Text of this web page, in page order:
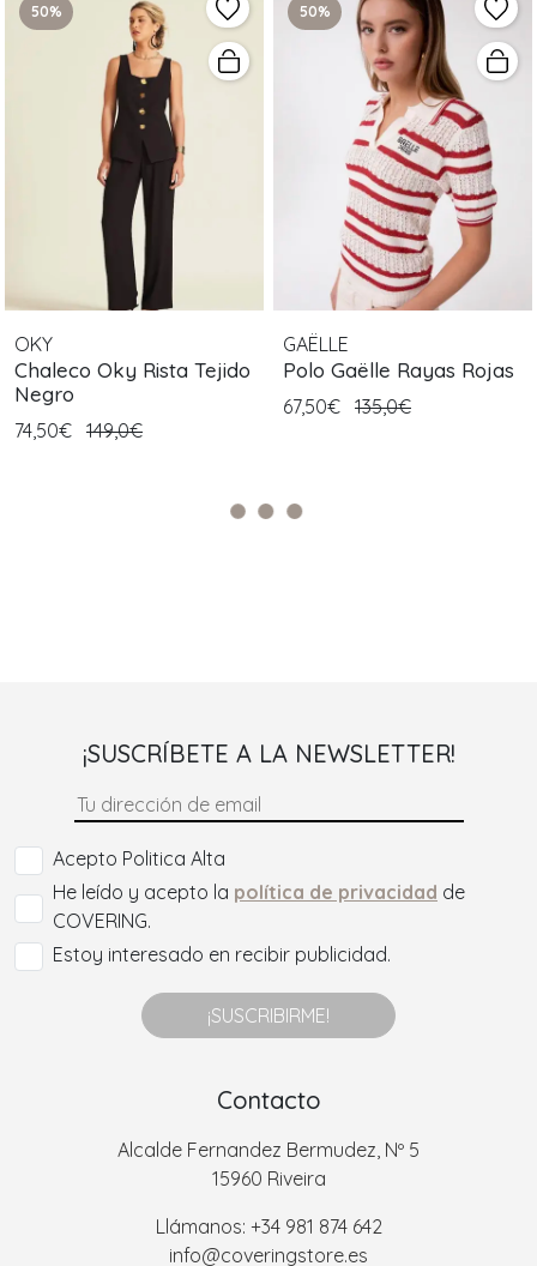
50%
OKY
Chaleco Oky Rista Tejido
Negro
74,50€ 149,0€
50%
GAËLLE
Polo Gaëlle Rayas Rojas
67,50€ 135,0€
¡SUSCRÍBETE A LA NEWSLETTER!
Acepto Politica Alta
He leído y acepto la política de privacidad de
COVERING.
Estoy interesado en recibir publicidad.
¡SUSCRIBIRME!
Contacto
Alcalde Fernandez Bermudez, Nº 5
15960 Riveira
Llámanos: +34 981 874 642
info@coveringstore.es